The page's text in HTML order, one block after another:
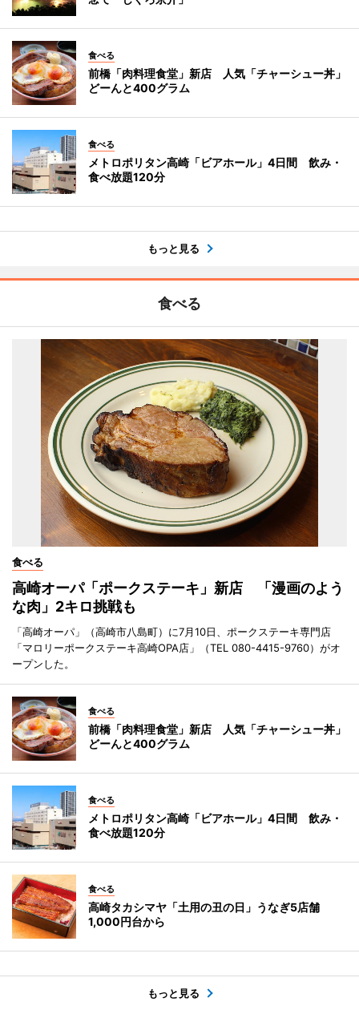
食べる
前橋「肉料理食堂」新店 人気「チャーシュー丼」
どーんと400グラム
食べる
メトロポリタン高崎「ビアホール」4日間 飲み・
食べ放題120分
もっと見る
食べる
食べる
高崎オーパ「ポークステーキ」新店 「漫画のよう
な肉」2キロ挑戦も
「高崎オーパ」（高崎市八島町）に7月10日、ポークステーキ専門店
「マロリーポークステーキ高崎OPA店」（TEL 080-4415-9760）がオ
ープンした。
食べる
前橋「肉料理食堂」新店 人気「チャーシュー丼」
どーんと400グラム
食べる
メトロポリタン高崎「ビアホール」4日間 飲み・
食べ放題120分
食べる
高崎タカシマヤ「土用の丑の日」うなぎ5店舗
1,000円台から
もっと見る